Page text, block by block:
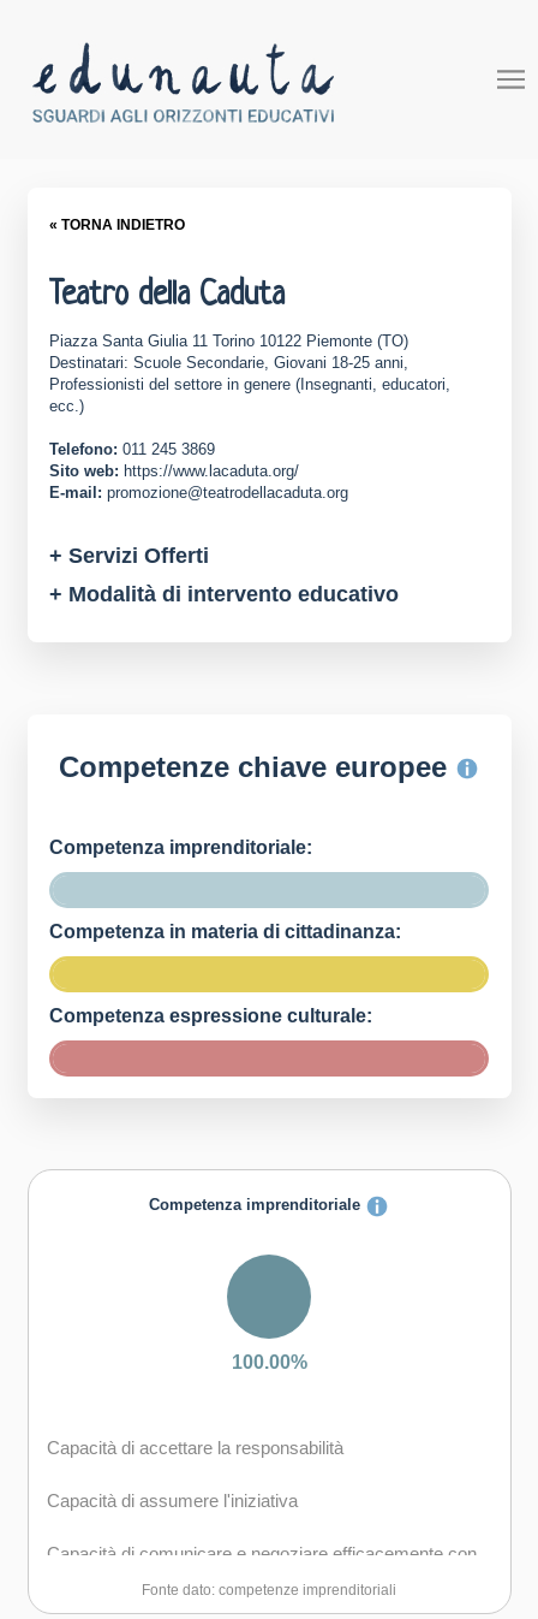
« TORNA INDIETRO
Teatro della Caduta
Piazza Santa Giulia 11 Torino 10122 Piemonte (TO)
Destinatari: Scuole Secondarie, Giovani 18-25 anni,
Professionisti del settore in genere (Insegnanti, educatori,
ecc.)
Telefono: 011 245 3869
Sito web: https://www.lacaduta.org/
E-mail: promozione@teatrodellacaduta.org
+ Servizi Offerti
+ Modalità di intervento educativo
Competenze chiave europee
Competenza imprenditoriale:
Competenza in materia di cittadinanza:
Competenza espressione culturale:
Competenza imprenditoriale
100.00%
Capacità di accettare la responsabilità
Capacità di assumere l'iniziativa
Capacità di comunicare e negoziare efficacemente con
Fonte dato: competenze imprenditoriali